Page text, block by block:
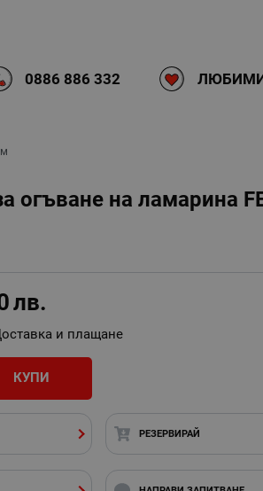
0886 886 332
огъване на ламарина
лв.
и плащане
КУПИ
РЕЗЕРВИРАЙ